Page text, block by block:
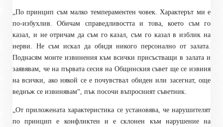
„По принцип съм малко темпераментен човек. Характерът ми е
по-избухлив. Обичам справедливостта и това, което съм го
казал, и не отричам да съм го казал, съм го казал в изблик на
нерви. Не съм искал да обидя никого персонално от залата.
Поднасям моите извинения към всички присъстващи в залата и
заявявам, че на първата сесия на Общинския съвет ще се извиня
на всички, ако някой се е почувствал обиден или засегнат, още
веднъж се извинявам“, пък посочи въпросният съветник.
„От приложената характеристика се установява, че нарушителят
по принцип е конфликтен и е склонен към нарушение на